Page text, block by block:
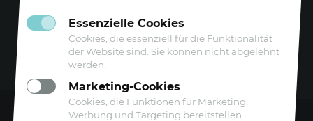
Essenzielle Cookies
Cookies, die essenziell für die Funktionalität
der Website sind. Sie können nicht abgelehnt
werden.
Marketing-Cookies
Cookies, die Funktionen für Marketing,
Werbung und Targeting bereitstellen.